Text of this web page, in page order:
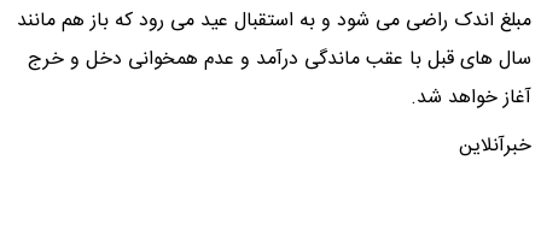
مبلغ اندک راضی می شود و به استقبال عید می رود که باز هم مانند
سال های قبل با عقب ماندگی درآمد و عدم همخوانی دخل و خرج
آغاز خواهد شد.
خبرآنلاین